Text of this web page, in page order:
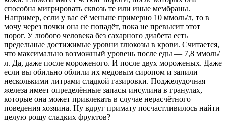
способна мигрировать сквозь те или иные мембраны.
Например, если у вас её меньше примерно 10 ммоль/л, то в
мочу через почки она не попадёт, пока не превысит этот
порог. У любого человека без сахарного диабета есть
предельные достижимые уровни глюкозы в крови. Считается,
что максимально возможный уровень после еды — 7,8 ммоль/
л. Да, даже после мороженого. И после двух мороженых. Даже
если вы обильно облили их медовым сиропом и запили
несколькими литрами сладкой газировки. Поджелудочная
железа имеет определённые запасы инсулина в гранулах,
которые она может привлекать в случае нерасчётного
поведения хозяина. Ну вдруг примату посчастливилось найти
целую рощу сладких фруктов?